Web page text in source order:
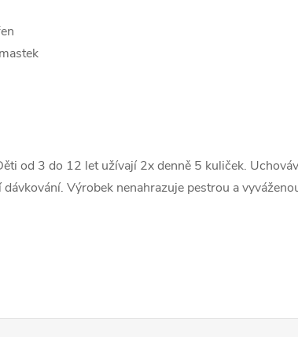
od 3 do 12 let užívají 2x denně 5 kuliček.
Výrobek nenahrazuje pestrou a